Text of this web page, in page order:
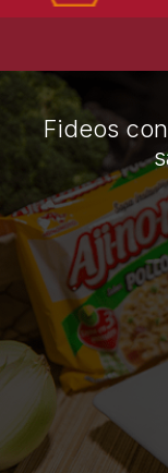
Fideos